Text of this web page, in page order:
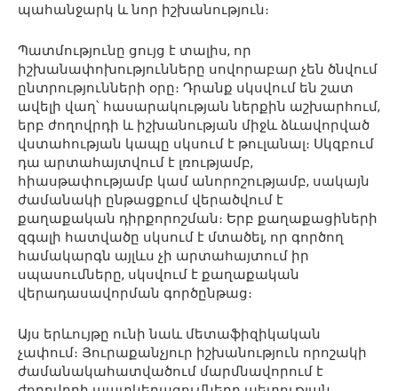
պահանջարկ և նոր իշխանություն։
Պատմությունը ցույց է տալիս, որ
իշխանափոխությունները սովորաբար չեն ծնվում
ընտրությունների օրը։ Դրանք սկսվում են շատ
ավելի վաղ՝ հասարակության ներքին աշխարհում,
երբ ժողովրդի և իշխանության միջև ձևավորված
վստահության կապը սկսում է թուլանալ։ Սկզբում
դա արտահայտվում է լռությամբ,
հիասթափությամբ կամ անորոշությամբ, սակայն
ժամանակի ընթացքում վերածվում է
քաղաքական դիրքորոշման։ Երբ քաղաքացիների
զգալի հատվածը սկսում է մտածել, որ գործող
համակարգն այլևս չի արտահայտում իր
սպասումները, սկսվում է քաղաքական
վերադասավորման գործընթաց։
Այս երևույթը ունի նաև մետաֆիզիկական
չափում։ Յուրաքանչյուր իշխանություն որոշակի
ժամանակահատվածում մարմնավորում է